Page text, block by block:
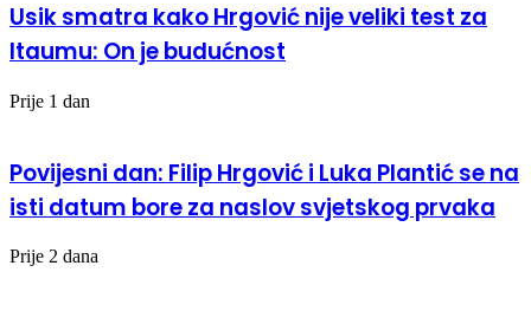
Usik smatra kako Hrgović nije veliki test za
Itaumu: On je budućnost
Prije 1 dan
Povijesni dan: Filip Hrgović i Luka Plantić se na
isti datum bore za naslov svjetskog prvaka
Prije 2 dana